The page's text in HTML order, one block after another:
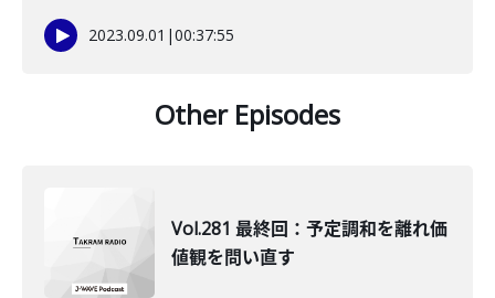
2023.09.01 |00:37:55
Other Episodes
Vol.281 最終回：予定調和を離れ価
値観を問い直す